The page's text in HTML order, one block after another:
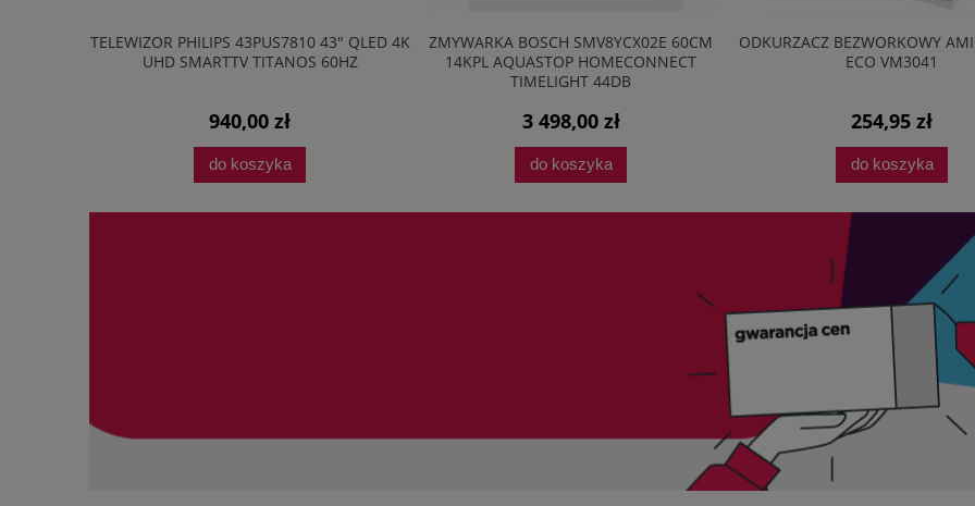
ZMYWARKA BOSCH SMV8YCX02E 60CM
14KPL AQUASTOP HOMECONNECT
3 498,00 zł
do koszyka
ODKURZACZ BEZWORKOWY AMICA BAGIO
ECO VM3041
254,95 zł
do koszyka
PRZEDŁUŻONA OCHRONA
EASYPROTECT®
49,00 zł
do koszyka